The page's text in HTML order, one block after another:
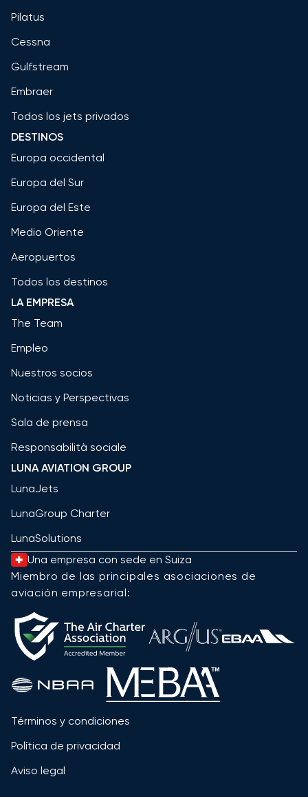
Pilatus
Cessna
Gulfstream
Embraer
Todos los jets privados
DESTINOS
Europa occidental
Europa del Sur
Europa del Este
Medio Oriente
Aeropuertos
Todos los destinos
LA EMPRESA
The Team
Empleo
Nuestros socios
Noticias y Perspectivas
Sala de prensa
Responsabilità sociale
LUNA AVIATION GROUP
LunaJets
LunaGroup Charter
LunaSolutions
Una empresa con sede en Suiza
Miembro de las principales asociaciones de
aviación empresarial:
Términos y condiciones
Política de privacidad
Aviso legal